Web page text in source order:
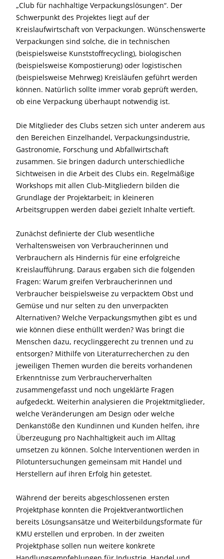
„Club für nachhaltige Verpackungslösungen“. Der
Schwerpunkt des Projektes liegt auf der
Kreislaufwirtschaft von Verpackungen. Wünschenswerte
Verpackungen sind solche, die in technischen
(beispielsweise Kunststoffrecycling), biologischen
(beispielsweise Kompostierung) oder logistischen
(beispielsweise Mehrweg) Kreisläufen geführt werden
können. Natürlich sollte immer vorab geprüft werden,
ob eine Verpackung überhaupt notwendig ist.
Die Mitglieder des Clubs setzen sich unter anderem aus
den Bereichen Einzelhandel, Verpackungsindustrie,
Gastronomie, Forschung und Abfallwirtschaft
zusammen. Sie bringen dadurch unterschiedliche
Sichtweisen in die Arbeit des Clubs ein. Regelmäßige
Workshops mit allen Club-Mitgliedern bilden die
Grundlage der Projektarbeit; in kleineren
Arbeitsgruppen werden dabei gezielt Inhalte vertieft.
Zunächst definierte der Club wesentliche
Verhaltensweisen von Verbraucherinnen und
Verbrauchern als Hindernis für eine erfolgreiche
Kreislaufführung. Daraus ergaben sich die folgenden
Fragen: Warum greifen Verbraucherinnen und
Verbraucher beispielsweise zu verpacktem Obst und
Gemüse und nur selten zu den unverpackten
Alternativen? Welche Verpackungsmythen gibt es und
wie können diese enthüllt werden? Was bringt die
Menschen dazu, recyclinggerecht zu trennen und zu
entsorgen? Mithilfe von Literaturrecherchen zu den
jeweiligen Themen wurden die bereits vorhandenen
Erkenntnisse zum Verbraucherverhalten
zusammengefasst und noch ungeklärte Fragen
aufgedeckt. Weiterhin analysieren die Projektmitglieder,
welche Veränderungen am Design oder welche
Denkanstöße den Kundinnen und Kunden helfen, ihre
Überzeugung pro Nachhaltigkeit auch im Alltag
umsetzen zu können. Solche Interventionen werden in
Pilotuntersuchungen gemeinsam mit Handel und
Herstellern auf ihren Erfolg hin getestet.
Während der bereits abgeschlossenen ersten
Projektphase konnten die Projektverantwortlichen
bereits Lösungsansätze und Weiterbildungsformate für
KMU erstellen und erproben. In der zweiten
Projektphase sollen nun weitere konkrete